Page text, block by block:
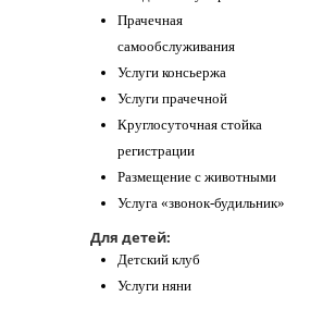
Прачечная
самообслуживания
Услуги консьержа
Услуги прачечной
Круглосуточная стойка
регистрации
Размещение с животными
Услуга «звонок-будильник»
Для детей:
Детский клуб
Услуги няни